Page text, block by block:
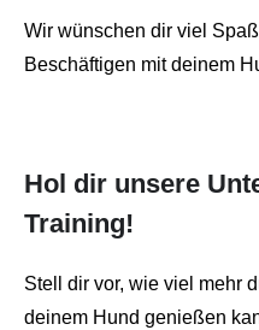
Wir wünschen dir viel
Beschäftigen mit deinem
Hol dir unsere
Training!
Stell dir vor, wie viel mehr
deinem Hund genießen